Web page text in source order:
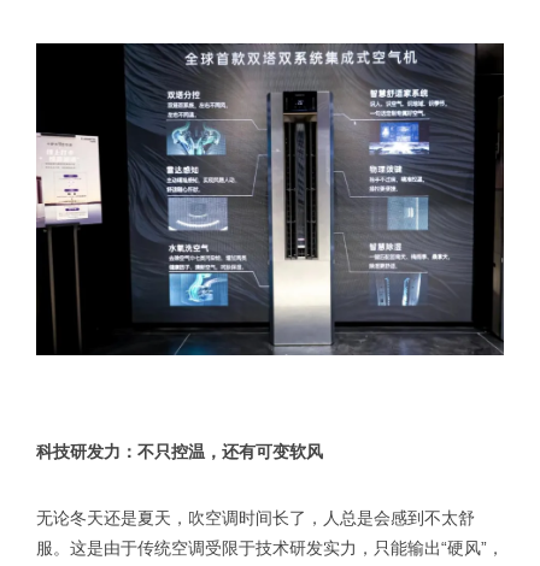
科技研发力：不只控温，还有可变软风
无论冬天还是夏天，吹空调时间长了，人总是会感到不太舒
服。这是由于传统空调受限于技术研发实力，只能输出“硬风”，